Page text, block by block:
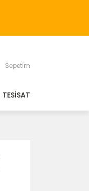
Sepetim
TESİSAT